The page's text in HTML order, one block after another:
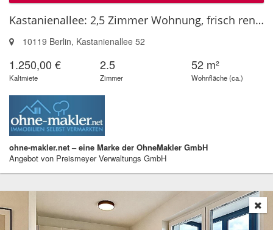
Kastanienallee: 2,5 Zimmer Wohnung, frisch renoviert, möbliert
10119 Berlin, Kastanienallee 52
1.250,00 €
Kaltmiete
2.5
Zimmer
52 m²
Wohnfläche (ca.)
ohne-makler.net – eine Marke der OhneMakler GmbH
Angebot von Preismeyer Verwaltungs GmbH